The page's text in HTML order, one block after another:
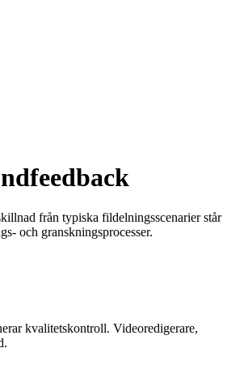
från typiska fildelningsscenarier står
och granskningsprocesser.
kvalitetskontroll. Videoredigerare,